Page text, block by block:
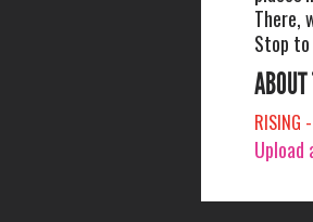
There,
Stop
RISING